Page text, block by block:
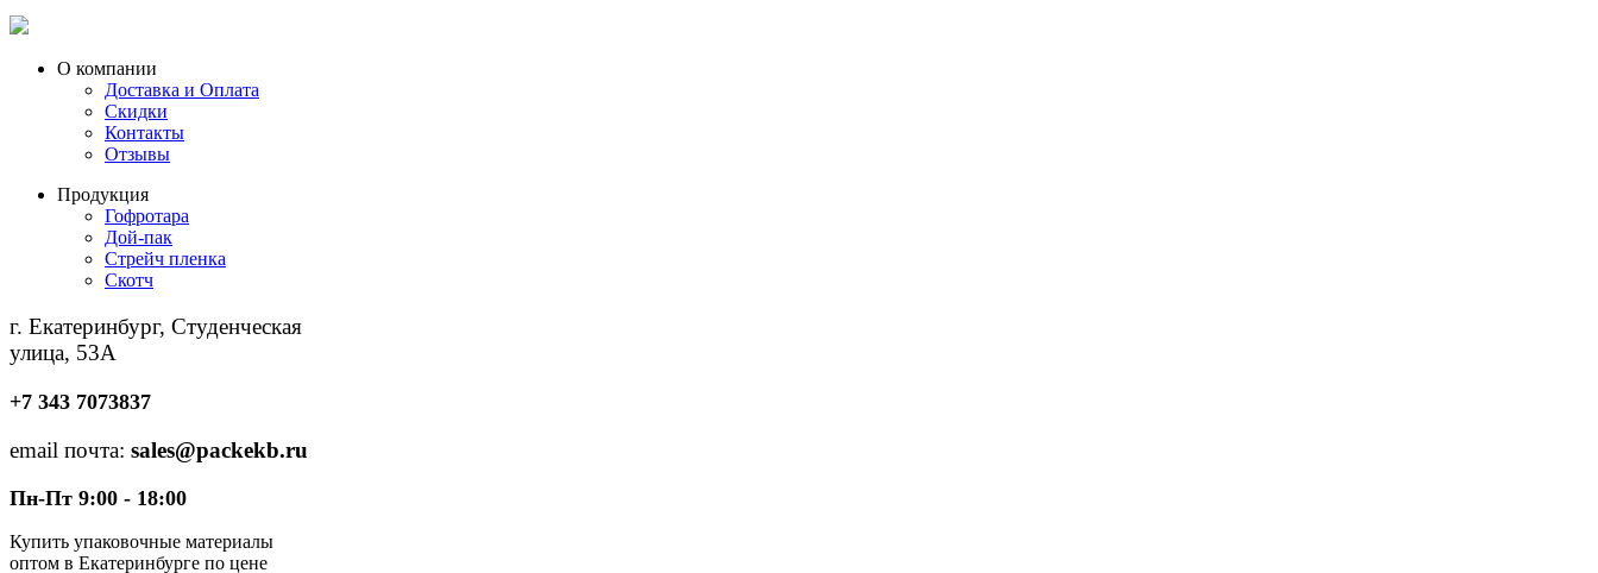
О компании
Доставка и Оплата
Скидки
Контакты
Отзывы
Продукция
Гофротара
Дой-пак
Стрейч пленка
Скотч
г. Екатеринбург, Студенческая
улица, 53А
+7 343 7073837
email почта: sales@packekb.ru
Пн-Пт 9:00 - 18:00
Купить упаковочные материалы
оптом в Екатеринбурге по цене